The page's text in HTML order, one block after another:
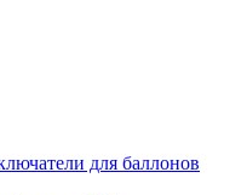
для баллонов